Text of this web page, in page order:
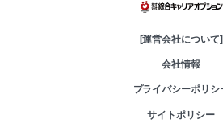
[運営会社について]
会社情報
プライバシーポリシ
サイトポリシー